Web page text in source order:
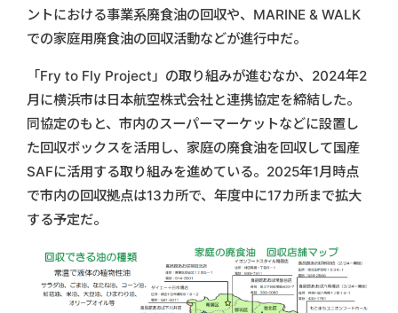
ントにおける事業系廃食油の回収や、MARINE & WALK
での家庭用廃食油の回収活動などが進行中だ。
「Fry to Fly Project」の取り組みが進むなか、2024年2
月に横浜市は日本航空株式会社と連携協定を締結した。
同協定のもと、市内のスーパーマーケットなどに設置し
た回収ボックスを活用し、家庭の廃食油を回収して国産
SAFに活用する取り組みを進めている。2025年1月時点
で市内の回収拠点は13カ所で、年度中に17カ所まで拡大
する予定だ。